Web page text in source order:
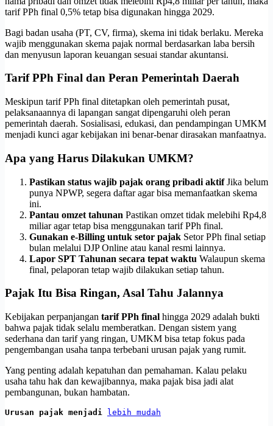
tarif PPh final 0,5% tetap bisa digunakan hingga 2029.
Bagi badan usaha (PT, CV, firma), skema ini tidak berlaku. Mereka
wajib menggunakan skema pajak normal berdasarkan laba bersih
dan menyusun laporan keuangan sesuai standar akuntansi.
Tarif PPh Final dan Peran Pemerintah Daerah
Meskipun tarif PPh final ditetapkan oleh pemerintah pusat,
pelaksanaannya di lapangan sangat dipengaruhi oleh peran
pemerintah daerah. Sosialisasi, edukasi, dan pendampingan UMKM
menjadi kunci agar kebijakan ini benar-benar dirasakan manfaatnya.
Apa yang Harus Dilakukan UMKM?
Pastikan status wajib pajak orang pribadi aktifJika belum
punya NPWP, segera daftar agar bisa memanfaatkan skema
ini.
Pantau omzet tahunan Pastikan omzet tidak melebihi Rp4,8
miliar agar tetap bisa menggunakan tarif PPh final.
Gunakan e-Billing untuk setor pajak Setor PPh final setiap
bulan melalui DJP Online atau kanal resmi lainnya.
Lapor SPT Tahunan secara tepat waktu Walaupun skema
final, pelaporan tetap wajib dilakukan setiap tahun.
Pajak Itu Bisa Ringan, Asal Tahu Jalannya
Kebijakan perpanjangan tarif PPh final hingga 2029 adalah bukti
bahwa pajak tidak selalu memberatkan. Dengan sistem yang
sederhana dan tarif yang ringan, UMKM bisa tetap fokus pada
pengembangan usaha tanpa terbebani urusan pajak yang rumit.
Yang penting adalah kepatuhan dan pemahaman. Kalau pelaku
usaha tahu hak dan kewajibannya, maka pajak bisa jadi alat
pembangunan, bukan hambatan.
Urusan pajak menjadi lebih mudah